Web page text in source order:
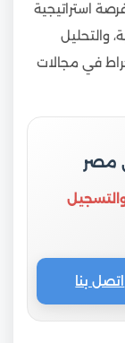
استراتيجية
والتحليل
في مجالات
مصر
اتصل بنا